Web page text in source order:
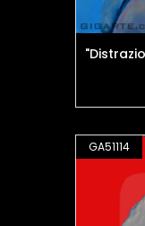
GA51114